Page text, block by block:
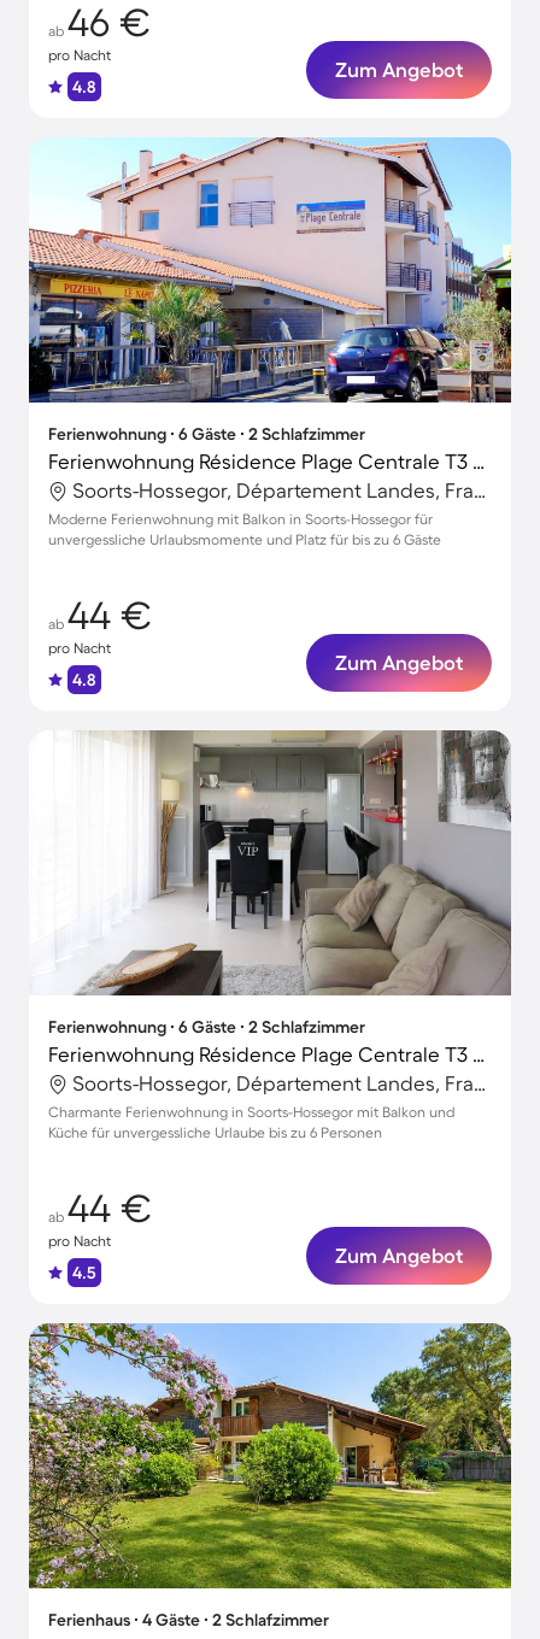
ab 46 €
pro Nacht
4.8
Zum Angebot
Ferienwohnung ∙ 6 Gäste ∙ 2 Schlafzimmer
Ferienwohnung Résidence Plage Centrale T3 Prestige
Soorts-Hossegor, Département Landes, Frankreich
Moderne Ferienwohnung mit Balkon in Soorts-Hossegor für
unvergessliche Urlaubsmomente und Platz für bis zu 6 Gäste
ab 44 €
pro Nacht
4.8
Zum Angebot
Ferienwohnung ∙ 6 Gäste ∙ 2 Schlafzimmer
Ferienwohnung Résidence Plage Centrale T3 Prestige
Soorts-Hossegor, Département Landes, Frankreich
Charmante Ferienwohnung in Soorts-Hossegor mit Balkon und
Küche für unvergessliche Urlaube bis zu 6 Personen
ab 44 €
pro Nacht
4.5
Zum Angebot
Ferienhaus ∙ 4 Gäste ∙ 2 Schlafzimmer